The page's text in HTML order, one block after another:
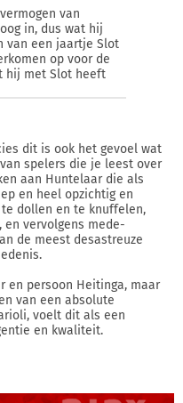
van
in, dus wat hij
van een jaartje Slot
op voor de
hij met Slot heeft
dit is ook het gevoel wat
spelers die je leest over
aan Huntelaar die als
en heel opzichtig en
dollen en te knuffelen,
vervolgens mede-
de meest desastreuze
en persoon Heitinga, maar
van een absolute
voelt dit als een
en kwaliteit.